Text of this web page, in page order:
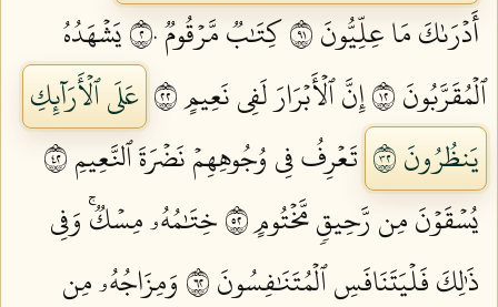
أَدۡرَىٰكَ مَا عِلِّيُّونَ ١٩
كِتَٰبٞ مَّرۡقُومٞ ٢٠
يَشۡهَدُهُ
ٱلۡمُقَرَّبُونَ ٢١
إِنَّ ٱلۡأَبۡرَارَ لَفِي نَعِيمٍ ٢٢
عَلَى ٱلۡأَرَآئِكِ
يَنظُرُونَ ٢٣
تَعۡرِفُ فِي وُجُوهِهِمۡ نَضۡرَةَ ٱلنَّعِيمِ ٢٤
يُسۡقَوۡنَ مِن رَّحِيقٖ مَّخۡتُومٍ ٢٥
خِتَٰمُهُۥ مِسۡكٞۚ وَفِي
ذَٰلِكَ فَلۡيَتَنَافَسِ ٱلۡمُتَنَٰفِسُونَ ٢٦
وَمِزَاجُهُۥ مِن